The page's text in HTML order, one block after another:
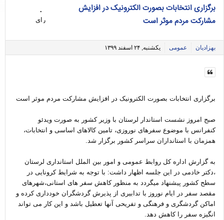
برگزاری انتخابات بصورت الکترونیک در افزایش
مشارکت مردم موثر است
۰
رای
بهزادیان عمومی یکشنبه, ۲۴ اسفند ۱۳۹۹
برگزاری انتخابات بصورت الکترونیک در افزایش مشارکت مردم موثر است
صبح امروز نشست استاندار لرستان با وزیر کشور به صورت ویدئو
کنفرانس با موضوع سفرهای نوروزی، تامین کالاهای اساسی و انتخابات،
همزمان با استانداران سراسر کشور برگزار شد.
به گزارش اداره کل روابط عمومی و امور بین الملل استانداری لرستان
،دکتر خادمی در این جلسه اظهار داشت: با توجه به شرایط کرونایی در
سطح کشور پیشنهاد میگردد به منظور کاهش سفر های استانی،شهرهای
مقصد سفر در ایام نوروز با تدابیری از پذیرش گردشگران خودداری کرده و
اماکن گردشگری و فرهنگی و تفریحی آنها تعطیل باشد و این کار می تواند
انگیزه سفر را کاهش دهد.